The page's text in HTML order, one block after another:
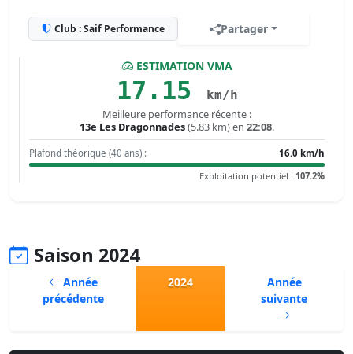
Club : Saif Performance Partager
ESTIMATION VMA
17.15 km/h
Meilleure performance récente :
13e Les Dragonnades(5.83 km) en 22:08.
Plafond théorique (40 ans) :
16.0 km/h
Exploitation potentiel : 107.2%
Saison 2024
Année
précédente
2024
Année
suivante